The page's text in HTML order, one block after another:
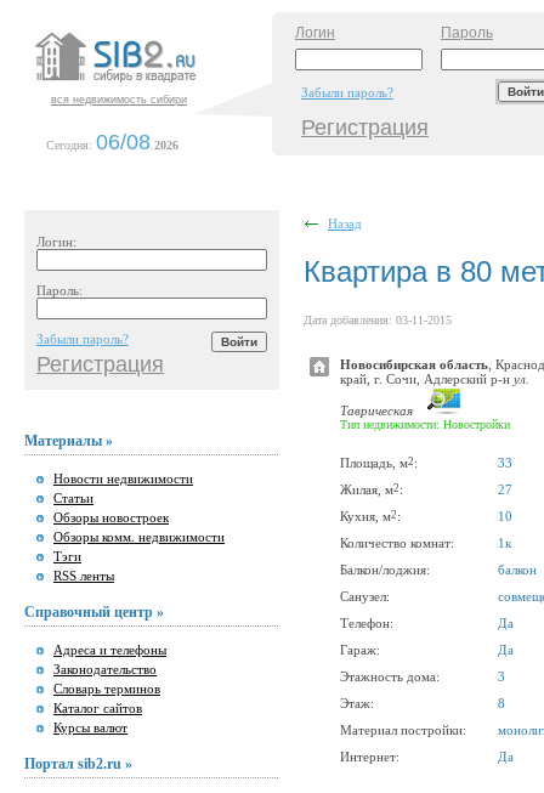
вся недвижимость сибири
Сегодня: 06/08 2026
Логин Пароль
Забыли пароль?
Регистрация
Логин:
Пароль:
Забыли пароль?
Регистрация
Материалы »
Новости недвижимости
Статьи
Обзоры новостроек
Обзоры комм. недвижимости
Тэги
RSS ленты
Справочный центр »
Адреса и телефоны
Законодательство
Словарь терминов
Каталог сайтов
Курсы валют
Портал sib2.ru »
Назад
Квартира в 80
Дата добавления: 03-11-2015
Новосибирская область ,
край, г. Сочи, Адлерский р-н ул.
Таврическая
Тип недвижимости: Новостройки
Площадь, м2 :
33
Жилая, м2 :
27
Кухня, м2 :
10
Количество комнат:
1к
Балкон/лоджия:
балкон
Санузел:
Телефон:
Да
Гараж:
Да
Этажность дома:
3
Этаж:
8
Материал постройки:
Интернет:
Да